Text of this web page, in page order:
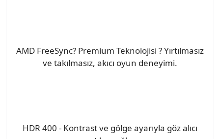
AMD FreeSync? Premium Teknolojisi ? Yırtılmasız
ve takılmasız, akıcı oyun deneyimi.
HDR 400 - Kontrast ve gölge ayarıyla göz alıcı